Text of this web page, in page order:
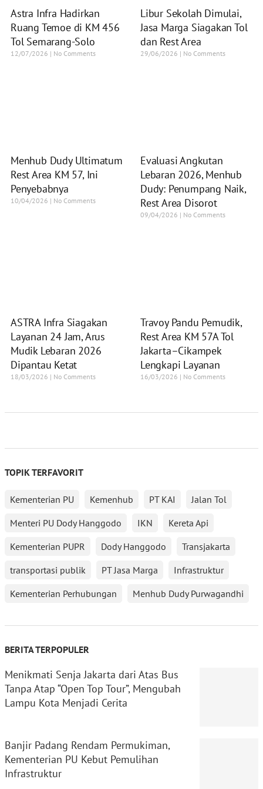
Astra Infra Hadirkan
Ruang Temoe di KM 456
Tol Semarang-Solo
12/07/2026 No Comments
Libur Sekolah Dimulai,
Jasa Marga Siagakan Tol
dan Rest Area
29/06/2026 No Comments
Menhub Dudy Ultimatum
Rest Area KM 57, Ini
Penyebabnya
10/04/2026 No Comments
Evaluasi Angkutan
Lebaran 2026, Menhub
Dudy: Penumpang Naik,
Rest Area Disorot
09/04/2026 No Comments
ASTRA Infra Siagakan
Layanan 24 Jam, Arus
Mudik Lebaran 2026
Dipantau Ketat
18/03/2026 No Comments
Travoy Pandu Pemudik,
Rest Area KM 57A Tol
Jakarta–Cikampek
Lengkapi Layanan
16/03/2026 No Comments
TOPIK TERFAVORIT
Kementerian PU Kemenhub PT KAI
Jalan Tol
Menteri PU Dody Hanggodo
IKN
Kereta Api
Kementerian PUPR
Dody Hanggodo
Transjakarta
transportasi publik
PT Jasa Marga
Infrastruktur
Kementerian Perhubungan
Menhub Dudy Purwagandhi
BERITA TERPOPULER
Menikmati Senja Jakarta dari Atas Bus
Tanpa Atap “Open Top Tour”, Mengubah
Lampu Kota Menjadi Cerita
Banjir Padang Rendam Permukiman,
Kementerian PU Kebut Pemulihan
Infrastruktur